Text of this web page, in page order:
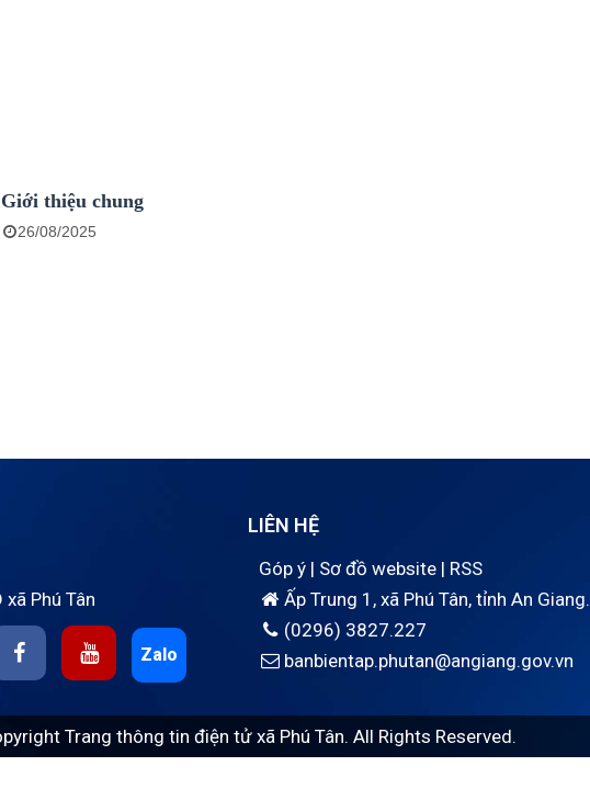
Giới thiệu chung
26/08/2025
Phú Tân
Zalo
LIÊN HỆ
Góp ý | Sơ đồ website | RSS
Ấp Trung 1, xã Phú Tân, tỉnh An Giang.
(0296) 3827.227
banbientap.phutan@angiang.gov.vn
Trang thông tin điện tử xã Phú Tân. All Rights Reserved.